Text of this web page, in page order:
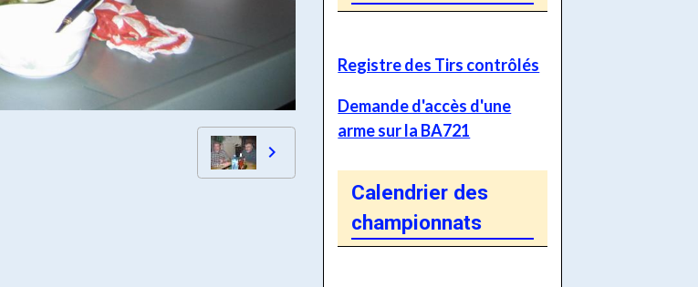
Registre des Tirs contrôlés
Demande d'accès d'une
arme sur la BA721
Calendrier des
championnats